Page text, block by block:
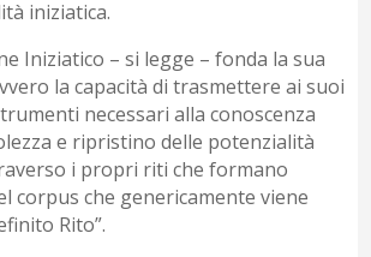
iniziatica.
Iniziatico – si legge – fonda la sua
la capacità di trasmettere ai suoi
necessari alla conoscenza
e ripristino delle potenzialità
i propri riti che formano
corpus che genericamente viene
Rito”.